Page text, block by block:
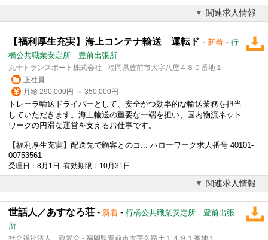
関連求人情報
【福利厚生充実】海上コンテナ輸送 運転ド - 新着 - 行
橋公共職業安定所 豊前出張所
丸十トランスポート株式会社 - 福岡県豊前市大字八屋４８０番地１
正社員
月給 290,000円 ～ 350,000円
トレーラ輸送ドライバーとして、安全かつ効率的な輸送業務を担当
していただきます。海上輸送の重要な一端を担い、国内物流ネット
ワークの円滑な運営を支えるお仕事です。
【福利厚生充実】配送先で顧客とのコ... ハローワーク求人番号 40101-
00753561
受理日：8月1日 有効期限：10月31日
関連求人情報
世話人／あすなろ荘 - 新着 - 行橋公共職業安定所 豊前出張
所
社会福祉法人 敬愛会 - 福岡県豊前市大字久路土１４９１番地１